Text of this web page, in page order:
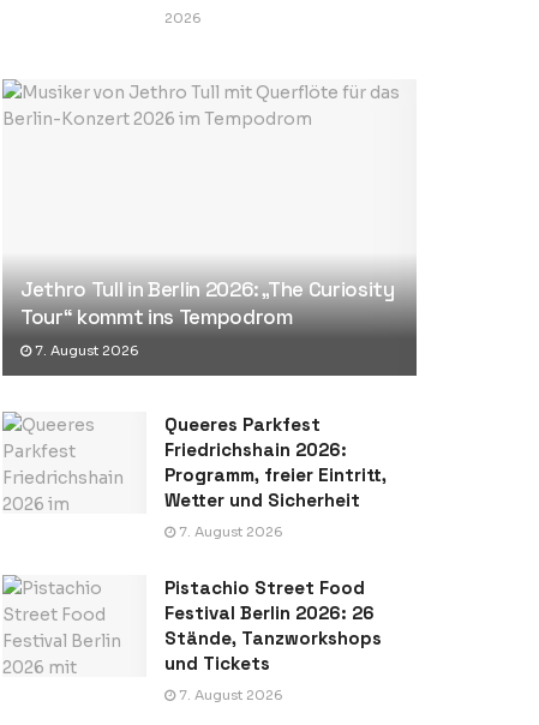
2026
Jethro Tull in Berlin 2026: „The Curiosity
Tour“ kommt ins Tempodrom
7. August 2026
Queeres Parkfest
Friedrichshain 2026:
Programm, freier Eintritt,
Wetter und Sicherheit
7. August 2026
Pistachio Street Food
Festival Berlin 2026: 26
Stände, Tanzworkshops
und Tickets
7. August 2026